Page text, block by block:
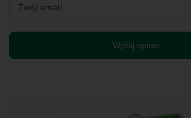
Twój email
Wyślij opinię